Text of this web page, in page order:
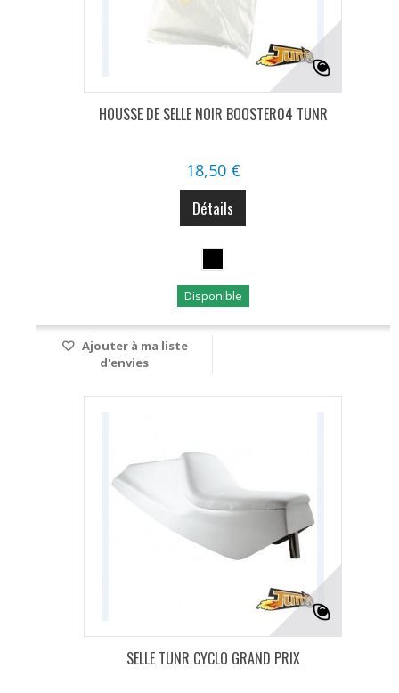
HOUSSE DE SELLE NOIR BOOSTER04 TUNR
18,50 €
Détails
Disponible
Ajouter à ma liste
d'envies
SELLE TUNR CYCLO GRAND PRIX